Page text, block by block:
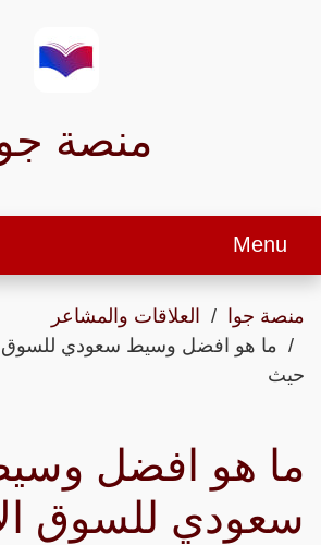
منصة
Menu
منصة جوا
العلاقات والمشاعر
ما هو افضل وسيط سعودي للسوق
حيث
ما هو افضل
سعودي للسوق